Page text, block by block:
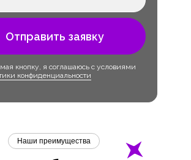
Отправить заявку
кнопку, я соглашаюсь с условиями
конфиденциальности
Наши преимущества